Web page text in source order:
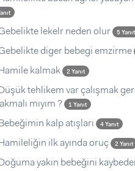
lekelr neden olur 5 Yanıt
diger bebegi emzirme
kalmak 2 Yanıt
tehlikem var çalışmak
mıyım ?
1 Yanıt
kalp atışları 4 Yanıt
ilk ayında oruç 2 Yanıt
yakın bebeğini